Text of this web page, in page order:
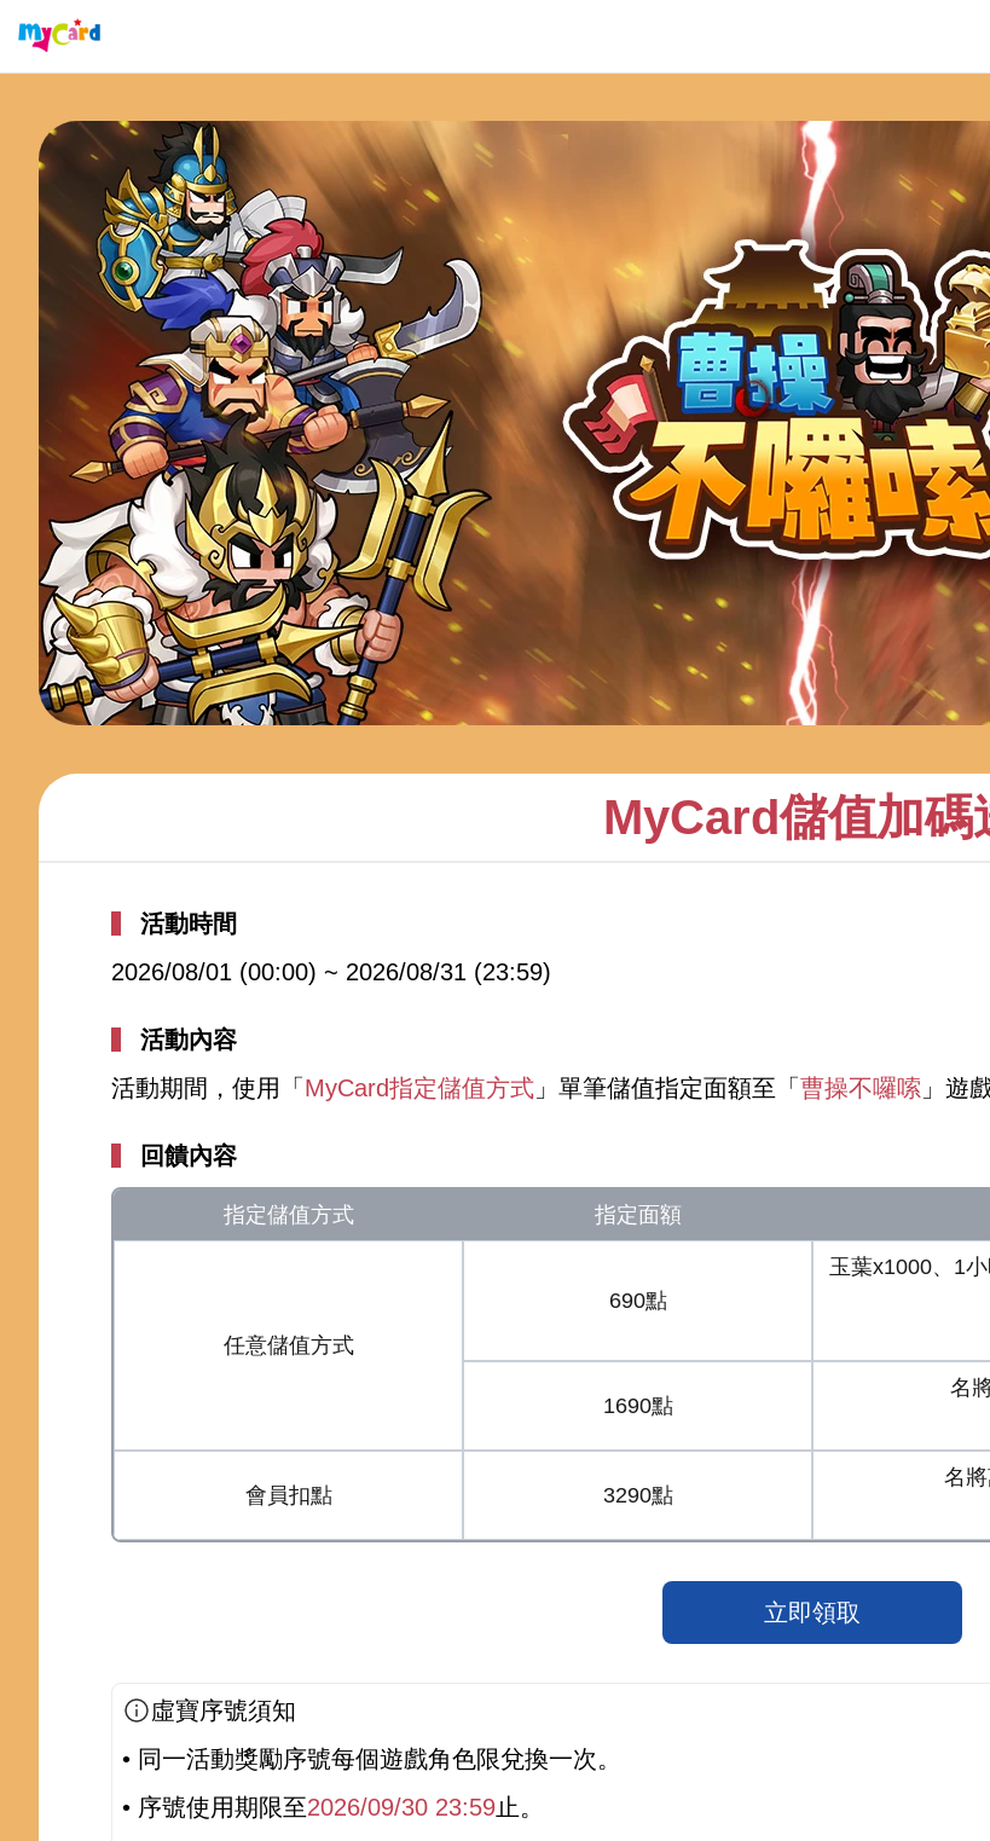
MyCard儲值加碼
活動時間
2026/08/01 (00:00) ~ 2026/08/31 (23:59)
活動內容
活動期間，使用「 MyCard指定儲值方式 」單筆儲值指定面額至「 曹操不囉嗦 」遊
回饋內容
指定儲值方式 指定面額
任意儲值方式
690點
玉葉x1000、1
1690點
名
會員扣點 3290點
名
立即領取
虛寶序號須知
• 同一活動獎勵序號每個遊戲角色限兌換一次。
• 序號使用期限至2026/09/30 23:59止。